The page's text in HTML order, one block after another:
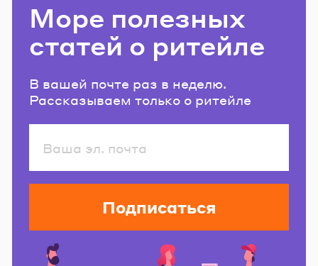
Море полезных
статей о ритейле
В вашей почте раз в неделю.
Рассказываем только о ритейле
Подписаться